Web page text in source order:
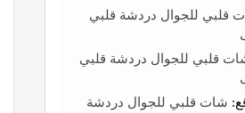
قلبي للجوال دردشة قلبي
قلبي للجوال دردشة قلبي
شات قلبي للجوال دردشة